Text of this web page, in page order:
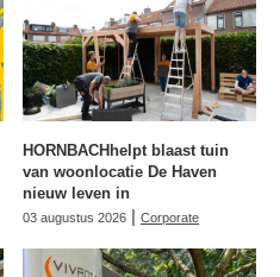
HORNBACHhelpt blaast tuin
van woonlocatie De Haven
nieuw leven in
03 augustus 2026 | Corporate